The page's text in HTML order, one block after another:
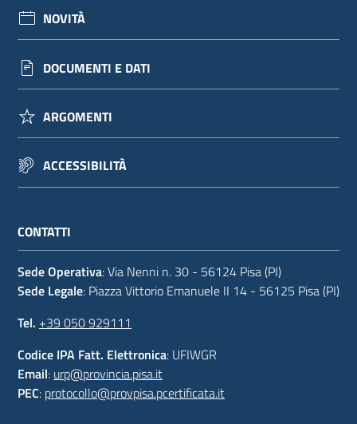
NOVITÀ
DOCUMENTI E DATI
ARGOMENTI
ACCESSIBILITÀ
CONTATTI
Sede Operativa: Via Nenni n. 30 - 56124 Pisa (PI)
Sede Legale: Piazza Vittorio Emanuele II 14 - 56125 Pisa (PI)
Tel. +39 050 929111
Codice IPA Fatt. Elettronica: UFIWGR
Email: urp@provincia.pisa.it
PEC: protocollo@provpisa.pcertificata.it